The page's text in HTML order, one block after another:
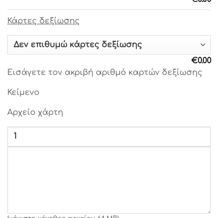
Γραμματοσειρά 24
Γραμματοσειρά 26
Γραμματοσειρά 27
Γραμματοσειρά 28
Κάρτες δεξίωσης
€0.00
Εισάγετε τον ακριβή αριθμό καρτών δεξίωσης
Κείμενο
Αρχείο χάρτη